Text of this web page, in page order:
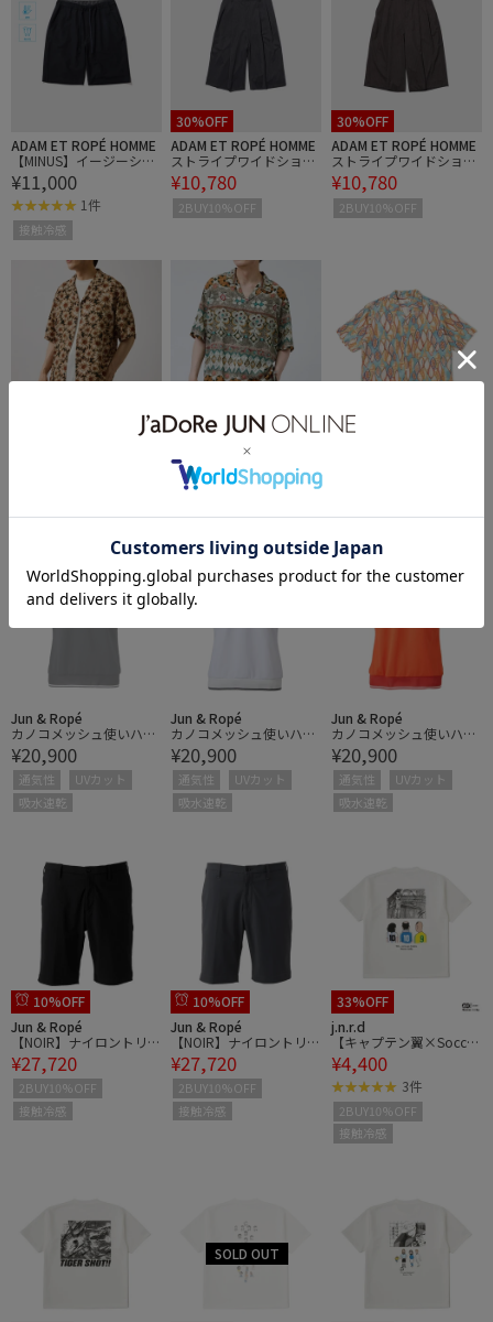
ADAM ET ROPÉ HOMME
【MINUS】イージーショ
ートパンツ / 接触冷感 /
遮熱 / UVカット / 吸水拡
散
¥11,000
1件
接触冷感
30%OFF
ADAM ET ROPÉ HOMME
ストライプワイドショー
トパンツ
¥10,780
2BUY10%OFF
30%OFF
ADAM ET ROPÉ HOMME
ストライプワイドショー
トパンツ
¥10,780
2BUY10%OFF
LE CERCLE par ropé
レーヨンアロハアソート
シャツ
¥6,600
Jun & Ropé
カノコメッシュ使いハー
フジップシャツ/UV・吸
水速乾
¥20,900
通気性
UVカット
吸水速乾
Jun & Ropé
カノコメッシュ使いハー
フジップシャツ/UV・吸
水速乾
¥20,900
通気性
UVカット
吸水速乾
Jun & Ropé
カノコメッシュ使いハー
フジップシャツ/UV・吸
水速乾
¥20,900
通気性
UVカット
吸水速乾
10%OFF
Jun & Ropé
【NOIR】ナイロントリコ
ットストレッチショート
パンツ/接触冷感・防シ
ワ
¥27,720
2BUY10%OFF
接触冷感
10%OFF
Jun & Ropé
【NOIR】ナイロントリコ
ットストレッチショート
パンツ/接触冷感・防シ
ワ
¥27,720
2BUY10%OFF
接触冷感
33%OFF
j.n.r.d
【キャプテン翼×Soccer
Junky】コラボTシャツ
¥4,400
3件
2BUY10%OFF
接触冷感